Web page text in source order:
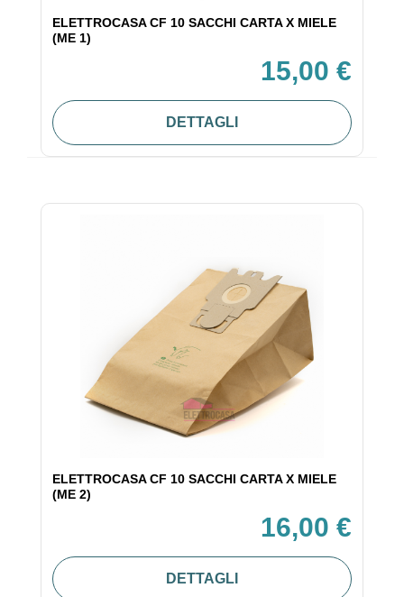
ELETTROCASA CF 10 SACCHI CARTA X MIELE
(ME 1)
15,00 €
DETTAGLI
ELETTROCASA CF 10 SACCHI CARTA X MIELE
(ME 2)
16,00 €
DETTAGLI